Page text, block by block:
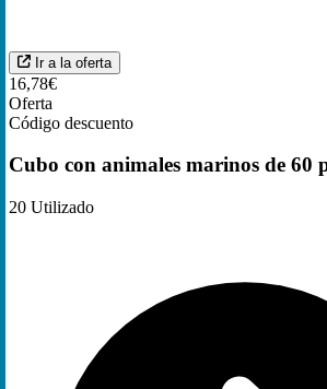
Ir a la oferta
16,78€
Oferta
Código descuento
Cubo con animales marinos de 60
20 Utilizado